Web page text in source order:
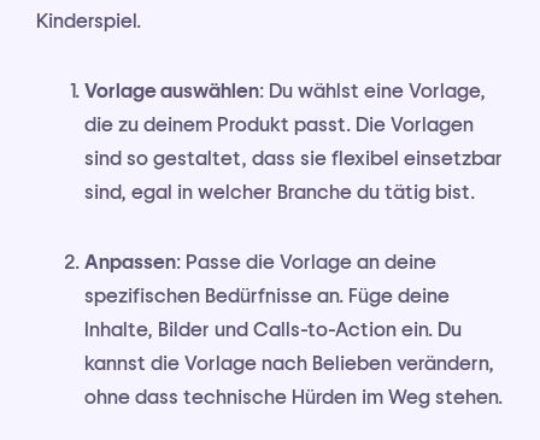
Kinderspiel.
Vorlage auswählen: Du wählst eine Vorlage,
die zu deinem Produkt passt. Die Vorlagen
sind so gestaltet, dass sie flexibel einsetzbar
sind, egal in welcher Branche du tätig bist.
Anpassen: Passe die Vorlage an deine
spezifischen Bedürfnisse an. Füge deine
Inhalte, Bilder und Calls-to-Action ein. Du
kannst die Vorlage nach Belieben verändern,
ohne dass technische Hürden im Weg stehen.